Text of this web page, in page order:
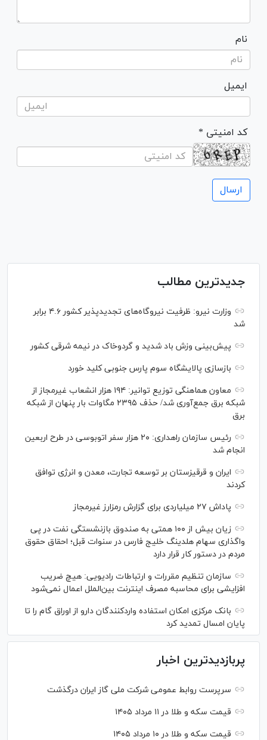
نام
ایمیل
* کد امنیتی
جدیدترین مطالب
وزارت نیرو: ظرفیت نیروگاه‌های تجدیدپذیر کشور ۴.۶ برابر
شد
پیش‌بینی وزش باد شدید و گردوخاک در نیمه شرقی کشور
بازسازی پالایشگاه سوم پارس جنوبی کلید خورد
معاون هماهنگی توزیع توانیر: ۱۹۴ هزار انشعاب غیرمجاز از
شبکه برق جمع‌آوری شد/ حذف ۲۳۹۵ مگاوات بار پنهان از شبکه
برق
رئیس سازمان راهداری: ۲۰ هزار سفر اتوبوسی در طرح اربعین
انجام شد
ایران و قرقیزستان بر توسعه تجارت، معدن و انرژی توافق
کردند
پاداش ۲۷ میلیاردی برای گزارش رمزارز غیرمجاز
زیان بیش از ۱۰۰ همتی به صندوق بازنشستگی نفت در پی
واگذاری سهام هلدینگ خلیج فارس در سنوات قبل؛ احقاق حقوق
مردم در دستور کار قرار دارد
سازمان تنظیم مقررات و ارتباطات رادیویی: هیچ ضریب
افزایشی برای محاسبه مصرف اینترنت بین‌الملل اعمال نمی‌شود
بانک مرکزی امکان استفاده واردکنندگان دارو از اوراق گام را تا
پایان امسال تمدید کرد
پربازدیدترین اخبار
سرپرست روابط عمومی شرکت ملی گاز ایران درگذشت
قیمت سکه و طلا در ۱۱ مرداد ۱۴۰۵
قیمت سکه و طلا در ۱۰ مرداد ۱۴۰۵